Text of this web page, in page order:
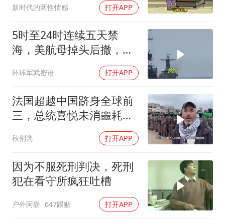
夯实基础开新局
新时代的两性情感 打开APP
5时至24时连续五天禁
海，美航母掉头后撤，黄
环球军武密语 打开APP
法国超越中国跻身全球前
三，总统喜悦未消噩耗降
秋别离 打开APP
因为不服死刑判决，死刑
犯在看守所疯狂吐槽
户外阿崭 647跟贴 打开APP